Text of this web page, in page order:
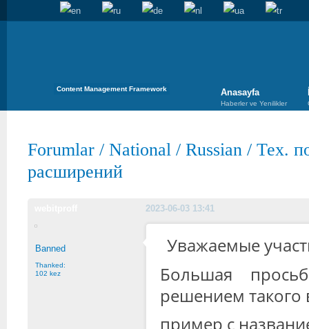
Content Management Framework Anasayfa
Haberler ve Yenilikler
Forumlar / National / Russian / Тех.
расширений
2023-06-03 13:41
Banned
Thanked:
102 kez
Уважаемые
Большая
решением такого
пример с